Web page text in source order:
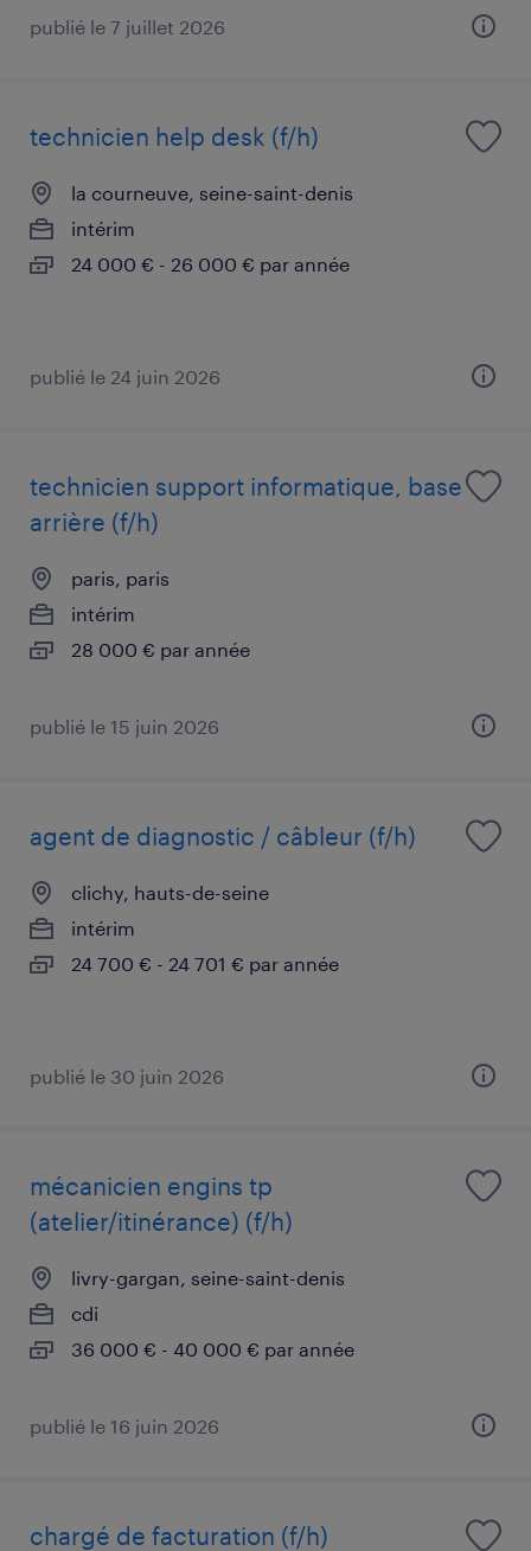
publié le 7 juillet 2026
technicien help desk (f/h)
la courneuve, seine-saint-denis
intérim
24 000 € - 26 000 € par année
publié le 24 juin 2026
technicien support informatique, base
arrière (f/h)
paris, paris
intérim
28 000 € par année
publié le 15 juin 2026
agent de diagnostic / câbleur (f/h)
clichy, hauts-de-seine
intérim
24 700 € - 24 701 € par année
publié le 30 juin 2026
mécanicien engins tp
(atelier/itinérance) (f/h)
livry-gargan, seine-saint-denis
cdi
36 000 € - 40 000 € par année
publié le 16 juin 2026
chargé de facturation (f/h)